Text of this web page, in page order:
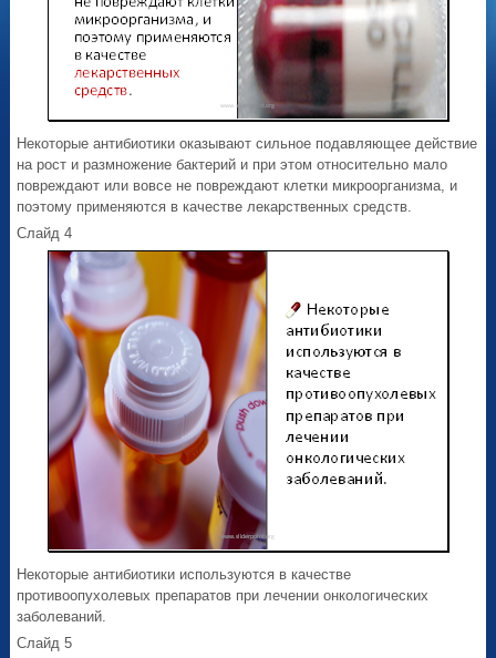
Некоторые антибиотики оказывают сильное подавляющее действие
на рост и размножение бактерий и при этом относительно мало
повреждают или вовсе не повреждают клетки микроорганизма, и
поэтому применяются в качестве лекарственных средств.
Слайд 4
Некоторые антибиотики используются в качестве
противоопухолевых препаратов при лечении онкологических
заболеваний.
Слайд 5